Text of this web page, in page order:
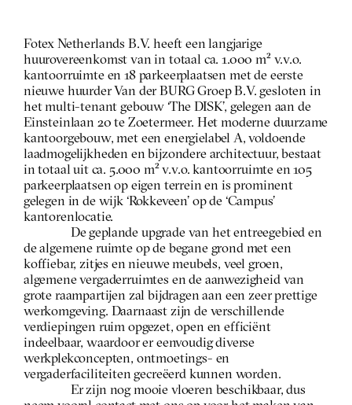
Fotex Netherlands B.V. heeft een langjarige
huurovereenkomst van in totaal ca. 1.000 m² v.v.o.
kantoorruimte en 18 parkeerplaatsen met de eerste
nieuwe huurder Van der BURG Groep B.V. gesloten in
het multi-tenant gebouw ‘The DISK’, gelegen aan de
Einsteinlaan 20 te Zoetermeer. Het moderne duurzame
kantoorgebouw, met een energielabel A, voldoende
laadmogelijkheden en bijzondere architectuur, bestaat
in totaal uit ca. 5.000 m² v.v.o. kantoorruimte en 105
parkeerplaatsen op eigen terrein en is prominent
gelegen in de wijk ‘Rokkeveen’ op de ‘Campus’
kantorenlocatie.
De geplande upgrade van het entreegebied en
de algemene ruimte op de begane grond met een
koffiebar, zitjes en nieuwe meubels, veel groen,
algemene vergaderruimtes en de aanwezigheid van
grote raampartijen zal bijdragen aan een zeer prettige
werkomgeving. Daarnaast zijn de verschillende
verdiepingen ruim opgezet, open en efficiënt
indeelbaar, waardoor er eenvoudig diverse
werkplekconcepten, ontmoetings- en
vergaderfaciliteiten gecreëerd kunnen worden.
Er zijn nog mooie vloeren beschikbaar, dus